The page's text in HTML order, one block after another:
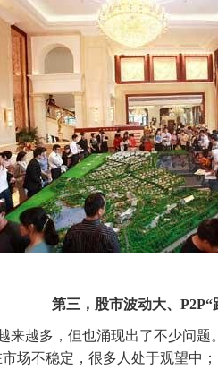
第三，股市波动大、P2P“
越多，但也涌现出了不少问题
场不稳定，很多人处于观望中